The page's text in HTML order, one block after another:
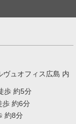
ュオフィス広島 内
歩 約5分
歩 約6分
約8分